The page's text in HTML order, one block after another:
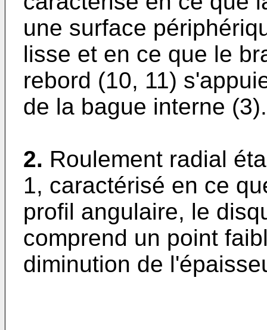
une surface
lisse et en ce que le
rebord (10, 11)
de la bague interne (3).
2. Roulement radial
1, caractérisé en ce
profil angulaire, le
comprend un point
diminution de